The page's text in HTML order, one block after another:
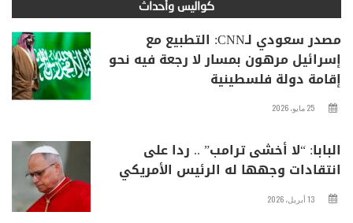
كواليس وأحداث
مصدر سعودي لـCNN: التطبيع مع
إسرائيل مرهون بمسار لا رجعة فيه نحو
إقامة دولة فلسطينية
25 مايو، 2026
البابا: “لا أخشى ترامب” .. ردا على
انتقادات وجهها له الرئيس الأمريكي
13 أبريل، 2026